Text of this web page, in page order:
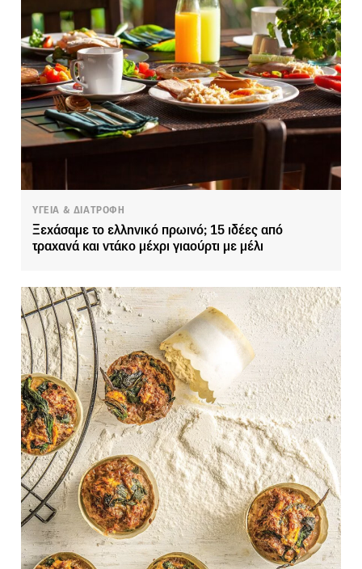
ΥΓΕΙΑ & ΔΙΑΤΡΟΦΗ
Ξεχάσαμε το ελληνικό πρωινό; 15 ιδέες από
τραχανά και ντάκο μέχρι γιαούρτι με μέλι